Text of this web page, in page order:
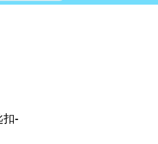
扣-